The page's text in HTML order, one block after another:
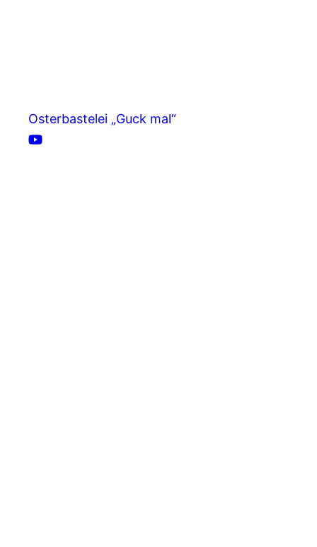
Osterbastelei „Guck mal“